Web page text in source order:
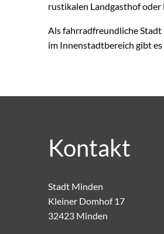
rustikalen Landgasthof oder
Als fahrradfreundliche
im Innenstadtbereich gibt
Kontakt
Stadt Minden
Kleiner Domhof 17
32423 Minden